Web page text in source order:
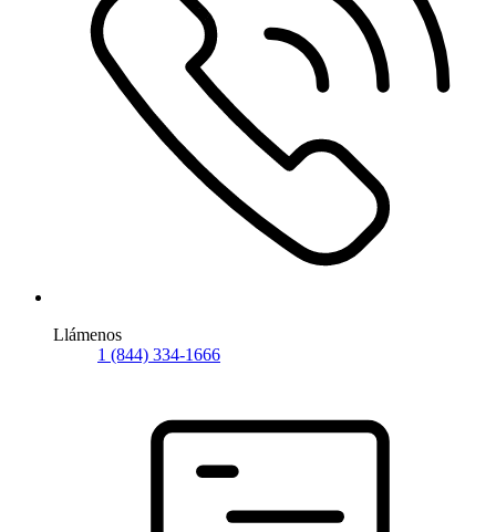
Llámenos
1 (844) 334-1666